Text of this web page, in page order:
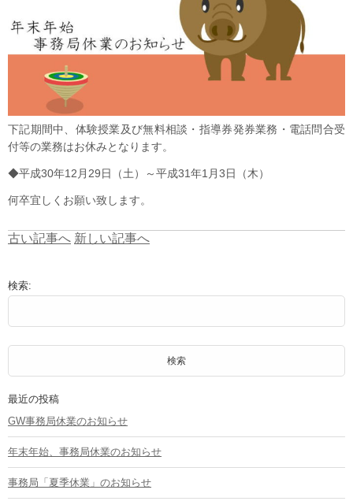
下記期間中、体験授業及び無料相談・指導券発券業務・電話問合受
付等の業務はお休みとなります。
◆平成30年12月29日（土）～平成31年1月3日（木）
何卒宜しくお願い致します。
古い記事へ 新しい記事へ
検索:
最近の投稿
GW事務局休業のお知らせ
年末年始、事務局休業のお知らせ
事務局「夏季休業」のお知らせ